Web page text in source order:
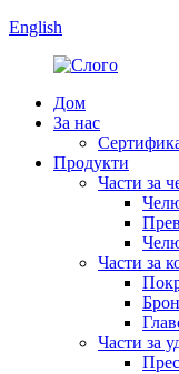
English
Дом
За нас
Продукти
Части за
Части за
Части за